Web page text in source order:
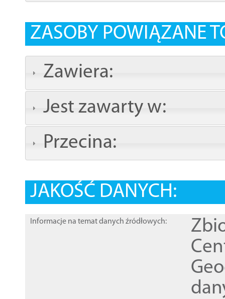
ZASOBY POWIĄZANE
Zawiera:
Jest zawarty w:
Przecina:
JAKOŚĆ DANYCH:
Informacje na temat danych źródłowych: